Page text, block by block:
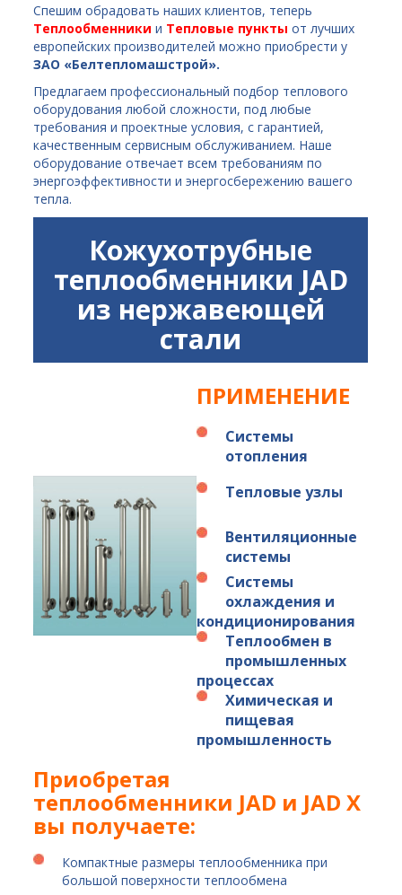
Спешим обрадовать наших клиентов, теперь
Теплообменники и Тепловые пункты от лучших
европейских производителей можно приобрести у
ЗАО «Белтепломашстрой».
Предлагаем профессиональный подбор теплового
оборудования любой сложности, под любые
требования и проектные условия, с гарантией,
качественным сервисным обслуживанием. Наше
оборудование отвечает всем требованиям по
энергоэффективности и энергосбережению вашего
тепла.
Кожухотрубные
теплообменники JAD
из нержавеющей
стали
ПРИМЕНЕНИЕ
Системы
отопления
Тепловые узлы
Вентиляционные
системы
Системы
охлаждения и
кондиционирования
Теплообмен в
промышленных
процессах
Химическая и
пищевая
промышленность
Приобретая
теплообменники JAD и JAD X
вы получаете:
Компактные размеры теплообменника при
большой поверхности теплообмена